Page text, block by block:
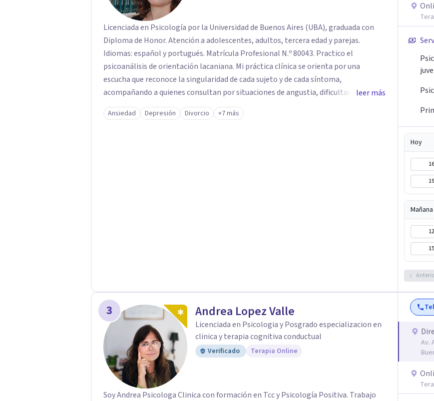
Licenciada en Psicología por la Universidad de Buenos Aires (UBA), graduada con
Diploma de Honor. Atención a adolescentes, adultos, tercera edad y parejas.
Idiomas: español y portugués. Matrícula Profesional N.º 80043. Practico el
psicoanálisis de orientación lacaniana. Mi práctica clínica se orienta por una
escucha que reconoce la singularidad de cada sujeto y de cada síntoma,
acompañando a quienes consultan por situaciones de angustia, dificultades en los
vínculos, inhibiciones, duelos, crisis vitales, padecimientos subjetivos y otros
modos de malestar. La práctica analítica propone un espacio de palabra donde
leer más
Ansiedad Depresión Divorcio +7 más
Hoy
Mañana
3 Andrea Lopez Valle
Licenciada en Psicologia y Posgrado especializacion en
clinica y terapia cognitiva conductual
Verificado Terapia Online
Soy Andrea Psicologa Clinica con formación en Tcc y Psicología Positiva. Trabajo
Av.